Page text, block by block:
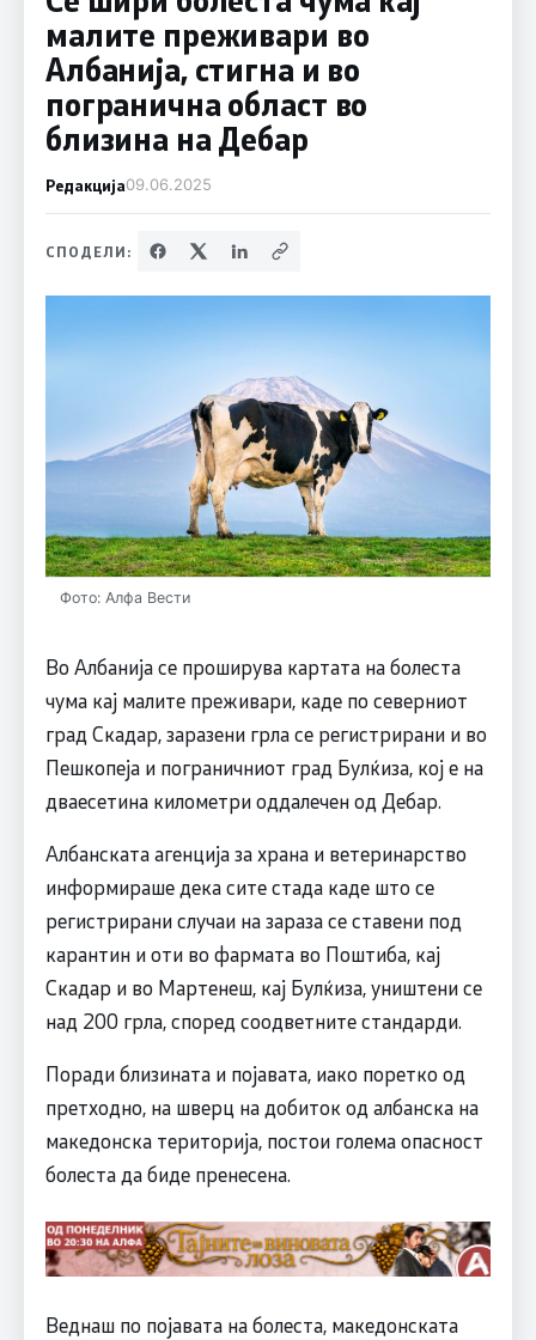
малите преживари во
Албанија, стигна и во
погранична област во
близина на Дебар
Редакција09.06.2025
СПОДЕЛИ:
Фото: Алфа Вести
Во Албанија се проширува картата на болеста
чума кај малите преживари, каде по северниот
град Скадар, заразени грла се регистрирани и во
Пешкопеја и пограничниот град Булќиза, кој е на
дваесетина километри оддалечен од Дебар.
Албанската агенција за храна и ветеринарство
информираше дека сите стада каде што се
регистрирани случаи на зараза се ставени под
карантин и оти во фармата во Поштиба, кај
Скадар и во Мартенеш, кај Булќиза, уништени се
над 200 грла, според соодветните стандарди.
Поради близината и појавата, иако поретко од
претходно, на шверц на добиток од албанска на
македонска територија, постои голема опасност
болеста да биде пренесена.
Веднаш по појавата на болеста, македонската